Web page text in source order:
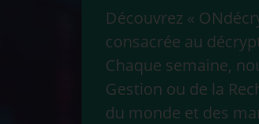
Découvrez «
consacrée au
Chaque semaine,
Gestion ou de la
du monde et des